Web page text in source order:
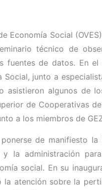
Economía Social
técnico de
fuentes de datos. En
Social, junto a
asistieron algunos de
de Cooperativas
a los miembros de
de manifiesto
y la administración
social. En su
la atención sobre la